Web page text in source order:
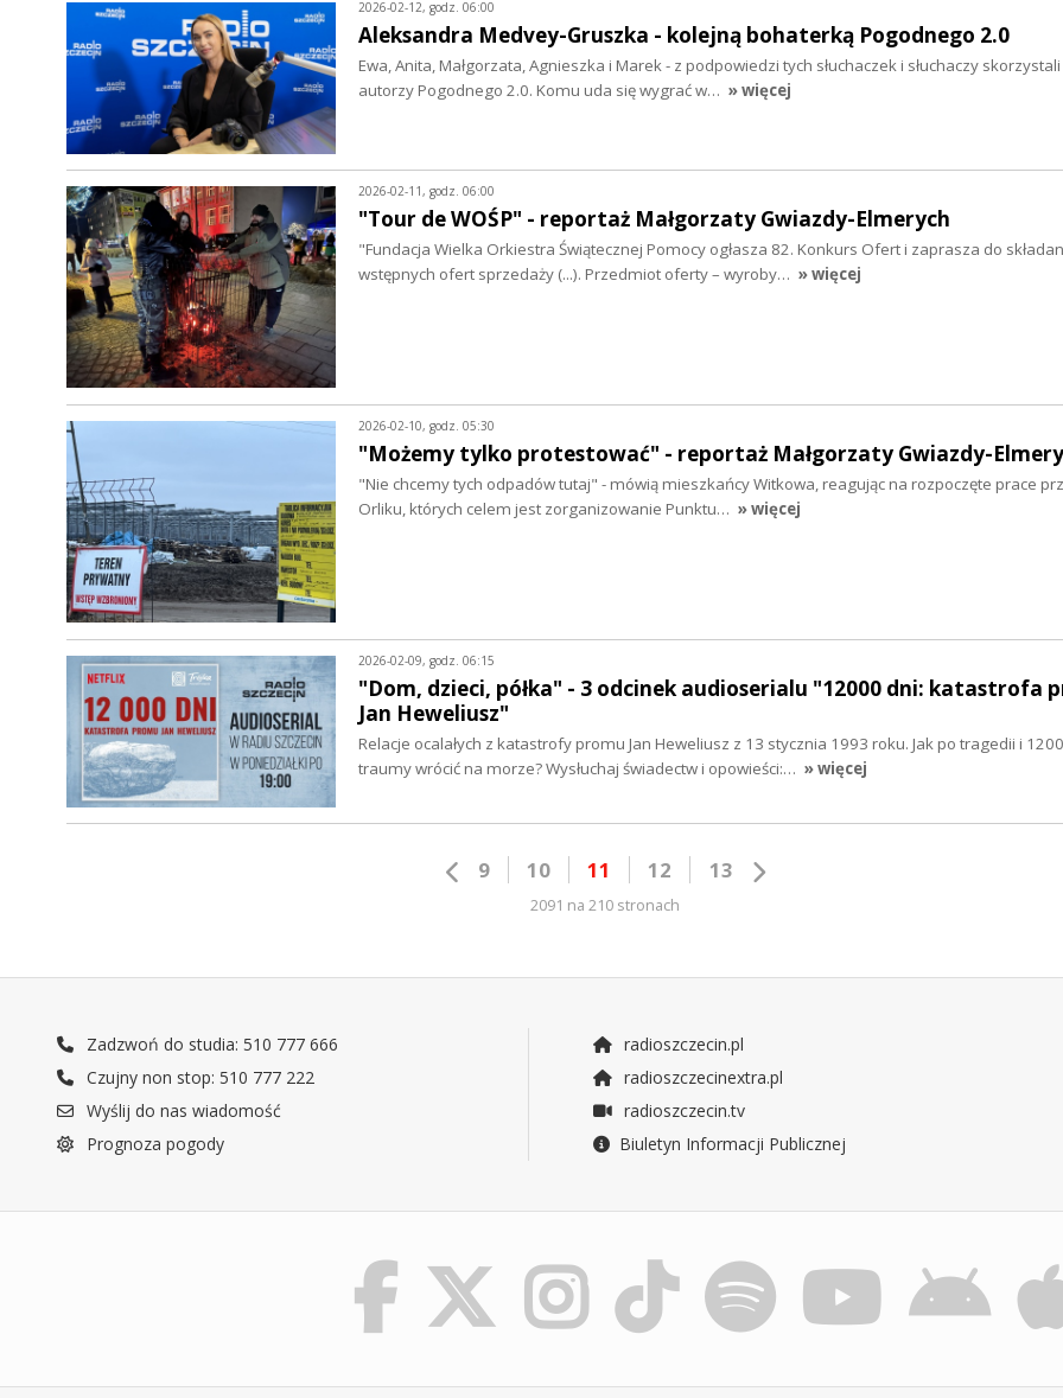
2026-02-12, godz. 06:00
Aleksandra Medvey-Gruszka - kolejną bohaterką Pogodnego 2.0
Ewa, Anita, Małgorzata, Agnieszka i Marek - z podpowiedzi tych słuchaczek i słuchaczy
autorzy Pogodnego 2.0. Komu uda się wygrać w… » więcej
2026-02-11, godz. 06:00
"Tour de WOŚP" - reportaż Małgorzaty Gwiazdy-Elmerych
"Fundacja Wielka Orkiestra Świątecznej Pomocy ogłasza 82. Konkurs Ofert i zaprasza do
wstępnych ofert sprzedaży (...). Przedmiot oferty – wyroby… » więcej
2026-02-10, godz. 05:30
"Możemy tylko protestować" - reportaż Małgorzaty Gwiazdy-
"Nie chcemy tych odpadów tutaj" - mówią mieszkańcy Witkowa, reagując na rozpoczęte prace
Orliku, których celem jest zorganizowanie Punktu… » więcej
2026-02-09, godz. 06:15
"Dom, dzieci, półka" - 3 odcinek audioserialu "12000 dni: katastrofa
Jan Heweliusz"
Relacje ocalałych z katastrofy promu Jan Heweliusz z 13 stycznia 1993 roku. Jak po tragedii i
traumy wrócić na morze? Wysłuchaj świadectw i opowieści:… » więcej
9 10 11 12 13
2091 na 210 stronach
Zadzwoń do studia: 510 777 666
Czujny non stop: 510 777 222
Wyślij do nas wiadomość
Prognoza pogody
radioszczecin.pl
radioszczecinextra.pl
radioszczecin.tv
Biuletyn Informacji Publicznej